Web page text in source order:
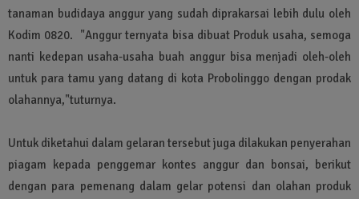
tanaman budidaya anggur yang sudah diprakarsai lebih dulu oleh
Kodim 0820. "Anggur ternyata bisa dibuat Produk usaha, semoga
nanti kedepan usaha-usaha buah anggur bisa menjadi oleh-oleh
untuk para tamu yang datang di kota Probolinggo dengan prodak
olahannya,"tuturnya.
Untuk diketahui dalam gelaran tersebut juga dilakukan penyerahan
piagam kepada penggemar kontes anggur dan bonsai, berikut
dengan para pemenang dalam gelar potensi dan olahan produk